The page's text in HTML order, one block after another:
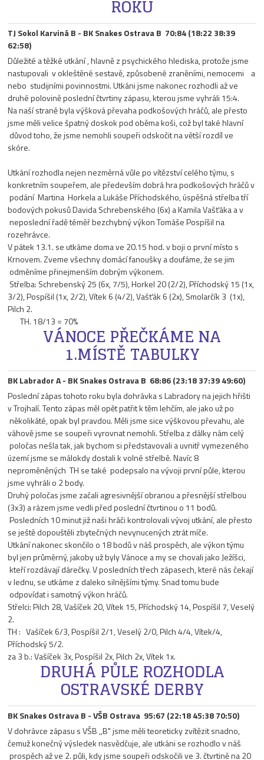
ROKU
TJ Sokol Karviná B - BK Snakes Ostrava B 70:84 (18:22 38:39
62:58)
Důležité a těžké utkání , hlavně z psychického hlediska, protože jsme
nastupovali v okleštěné sestavě, způsobené zraněními, nemocemi a
nebo studijními povinnostmi. Utkáni jsme nakonec rozhodli až ve
druhé polovině poslední čtvrtiny zápasu, kterou jsme vyhráli 15:4.
Na naší straně byla výšková převaha podkošových hráčů, ale přesto
jsme měli velice špatný doskok pod oběma koši, což byl také hlavní
důvod toho, že jsme nemohli soupeři odskočit na větší rozdíl ve
skóre.
Utkání rozhodla nejen nezměrná vůle po vítězství celého týmu, s
konkretním soupeřem, ale především dobrá hra podkošových hráčů v
podání Martina Horkela a Lukáše Příchodského, úspěšná střelba tří
bodových pokusů Davida Schrebenského (6x) a Kamila Vašťáka a v
neposlední řadě téměř bezchybný výkon Tomáše Pospíšil na
rozehrávce.
V pátek 13.1. se utkáme doma ve 20.15 hod. v boji o první místo s
Krnovem. Zveme všechny domácí fanoušky a doufáme, že se jim
odměníme přinejmenším dobrým výkonem.
Střelba: Schrebenský 25 (6x, 7/5), Horkel 20 (2/2), Příchodský 15 (1x,
3/2), Pospíšil (1x, 2/2), Vítek 6 (4/2), Vašťák 6 (2x), Smolarčík 3 (1x),
Pilch 2.
TH. 18/13 = 70%
VÁNOCE PŘEČKÁME NA
1.MÍSTĚ TABULKY
BK Labrador A - BK Snakes Ostrava B 68:86 (23:18 37:39 49:60)
Poslední zápas tohoto roku byla dohrávka s Labradory na jejich hřišti
v Trojhalí. Tento zápas měl opět patřit k těm lehčím, ale jako už po
několikáté, opak byl pravdou. Měli jsme sice výškovou převahu, ale
váhově jsme se soupeři vyrovnat nemohli. Střelba z dálky nám celý
poločas nešla tak, jak bychom si představovali a uvnitř vymezeného
území jsme se málokdy dostali k volné střelbě. Navíc 8
neproměněných TH se také podepsalo na vývoji první půle, kterou
jsme vyhráli o 2 body.
Druhý poločas jsme začali agresivnější obranou a přesnější střelbou
(3x3) a rázem jsme vedli před poslední čtvrtinou o 11 bodů.
Posledních 10 minut již naši hráči kontrolovali vývoj utkání, ale přesto
se ještě dopouštěli zbytečných nevynucených ztrát míče.
Utkání nakonec skončilo o 18 bodů v náš prospěch, ale výkon týmu
byl jen průměrný, jakoby už byly Vánoce a my se chovali jako Ježíšci,
kteří rozdávají dárečky. V posledních třech zápasech, které nás čekají
v lednu, se utkáme z daleko silnějšími týmy. Snad tomu bude
odpovídat i samotný výkon hráčů.
Střelci: Pilch 28, Vašíček 20, Vítek 15, Příchodský 14, Pospíšil 7, Veselý
2.
TH : Vašíček 6/3, Pospíšil 2/1, Veselý 2/0, Pilch 4/4, Vítek/4,
Příchodský 5/2.
za 3 b.: Vašíček 3x, Pospíšil 2x, Pilch 2x, Vítek 1x.
DRUHÁ PŮLE ROZHODLA
OSTRAVSKÉ DERBY
BK Snakes Ostrava B - VŠB Ostrava 95:67 (22:18 45:38 70:50)
V dohrávce zápasu s VŠB ,,B" jsme měli teoreticky zvítězit snadno,
čemuž konečný výsledek nasvědčuje, ale utkáni se rozhodlo v náš
prospěch až ve 2. půli, kdy jsme soupeři odskočili ve 3. čtvrtině na 20